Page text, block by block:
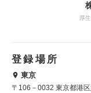
厚
登録場所
東京
〒106－0032 東京都港